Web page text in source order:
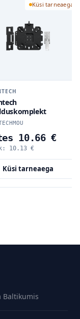
Küsi tarneaega
10.66 €
10.13 €
Küsi tarneaega
Baltikumis